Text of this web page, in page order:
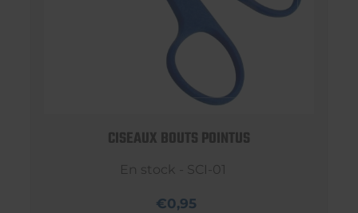
CISEAUX BOUTS POINTUS
En stock - SCI-01
€0,95